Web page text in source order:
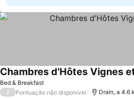
Bed & Breakfast
Chambres d'Hôtes Vignes
/ Pontuação não disponível Drain, a 4.6